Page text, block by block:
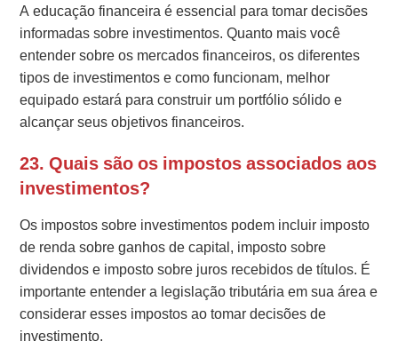
A educação financeira é essencial para tomar decisões
informadas sobre investimentos. Quanto mais você
entender sobre os mercados financeiros, os diferentes
tipos de investimentos e como funcionam, melhor
equipado estará para construir um portfólio sólido e
alcançar seus objetivos financeiros.
23. Quais são os impostos associados aos
investimentos?
Os impostos sobre investimentos podem incluir imposto
de renda sobre ganhos de capital, imposto sobre
dividendos e imposto sobre juros recebidos de títulos. É
importante entender a legislação tributária em sua área e
considerar esses impostos ao tomar decisões de
investimento.